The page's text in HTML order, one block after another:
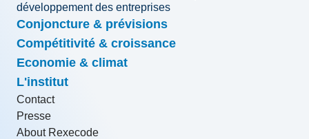
développement des entreprises
Conjoncture & prévisions
Compétitivité & croissance
Economie & climat
L'institut
Contact
Presse
About Rexecode